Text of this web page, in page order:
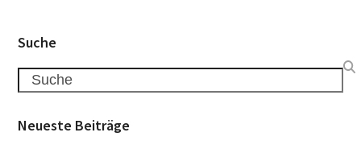
Suche
Search
Neueste Beiträge